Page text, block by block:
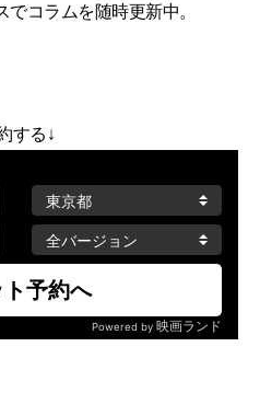
コラムを随時更新中。
する↓